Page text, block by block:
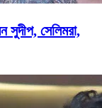
সুদীপ, সেলিমরা,